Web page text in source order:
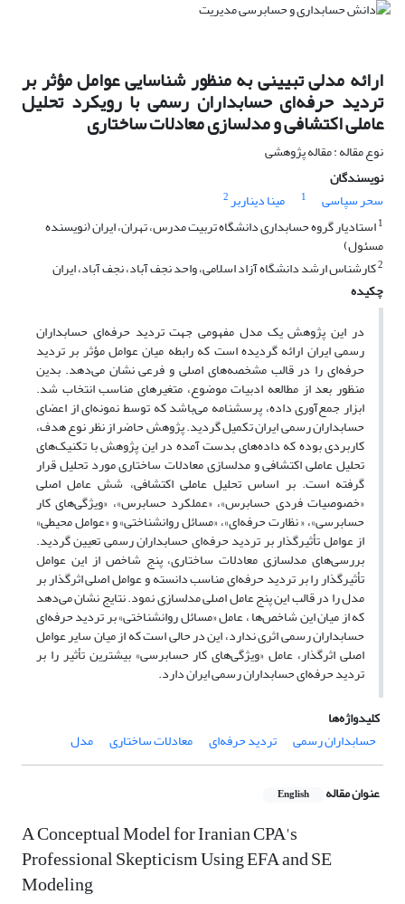
ارائه مدلی تبیینی به منظور شناسایی عوامل مؤثر بر
تردید حرفه‌ای حسابداران رسمی با رویکرد تحلیل
عاملی اکتشافی و مدلسازی معادلات ساختاری
نوع مقاله : مقاله پژوهشی
نویسندگان
سحر سپاسی
1 مینا دیناربر2
1استادیار گروه حسابداری دانشگاه تربیت مدرس، تهران، ایران (نویسنده
مسئول)
2کارشناس ارشد دانشگاه آزاد اسلامی، واحد نجف آباد، نجف آباد، ایران
چکیده
در این پژوهش یک مدل مفهومی جهت تردید حرفه‌ای حسابداران
رسمی ایران ارائه گردیده است که رابطه میان عوامل مؤثر بر تردید
حرفه‌ای را در قالب مشخصه‌های اصلی و فرعی نشان می‌دهد. بدین
منظور بعد از مطالعه ادبیات موضوع، متغیرهای مناسب انتخاب شد.
ابزار جمع‌آوری داده، پرسشنامه می‌باشد که توسط نمونه‌ای از اعضای
حسابداران رسمی ایران تکمیل گردید. پژوهش حاضر از نظر نوع هدف،
کاربردی بوده که داده‌های بدست آمده در این پژوهش با تکنیک‌های
تحلیل عاملی اکتشافی و مدلسازی معادلات ساختاری مورد تحلیل قرار
گرفته است. بر اساس تحلیل عاملی اکتشافی، شش عامل اصلی
«خصوصیات فردی حسابرس»، «عملکرد حسابرس»، «ویژگی‌های کار
حسابرسی»، « نظارت حرفه‌ای»، «مسائل روانشناختی» و «عوامل محیطی»
از عوامل تأثیرگذار بر تردید حرفه‌ای حسابداران رسمی تعیین گردید.
بررسی‌های مدلسازی معادلات ساختاری، پنج شاخص از این عوامل
تأثیرگذار را بر تردید حرفه‌ای مناسب دانسته و عوامل اصلی اثرگذار بر
مدل را در قالب این پنج عامل اصلی مدلسازی نمود. نتایج نشان می‌دهد
که از میان این شاخص‌ها ، عامل «مسائل روانشناختی» بر تردید حرفه‌ای
حسابداران رسمی اثری ندارد، این در حالی است که از میان سایر عوامل
اصلی اثرگذار، عامل «ویژگی‌های کار حسابرسی» بیشترین تأثیر را بر
تردید حرفه‌ای حسابداران رسمی ایران دارد.
کلیدواژه‌ها
حسابداران رسمی
تردید حرفه‌ای معادلات ساختاری مدل
عنوان مقاله English
A Conceptual Model for Iranian CPA's
Professional Skepticism Using EFA and SE
Modeling